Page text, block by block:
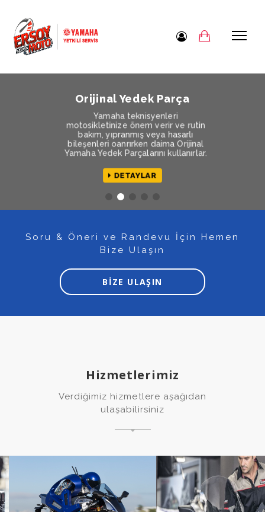
Orijinal Yedek Parça
Yamaha teknisyenleri
motosikletinize önem verir ve rutin
bakım, yıpranmış veya hasarlı
bileşenleri oanrırken daima Orijinal
Yamaha Yedek Parçalarını kullanırlar.
DETAYLAR
Soru & Öneri ve Randevu İçin Hemen
Bize Ulaşın
BİZE ULAŞIN
Hizmetlerimiz
Verdiğimiz hizmetlere aşağıdan
ulaşabilirsiniz